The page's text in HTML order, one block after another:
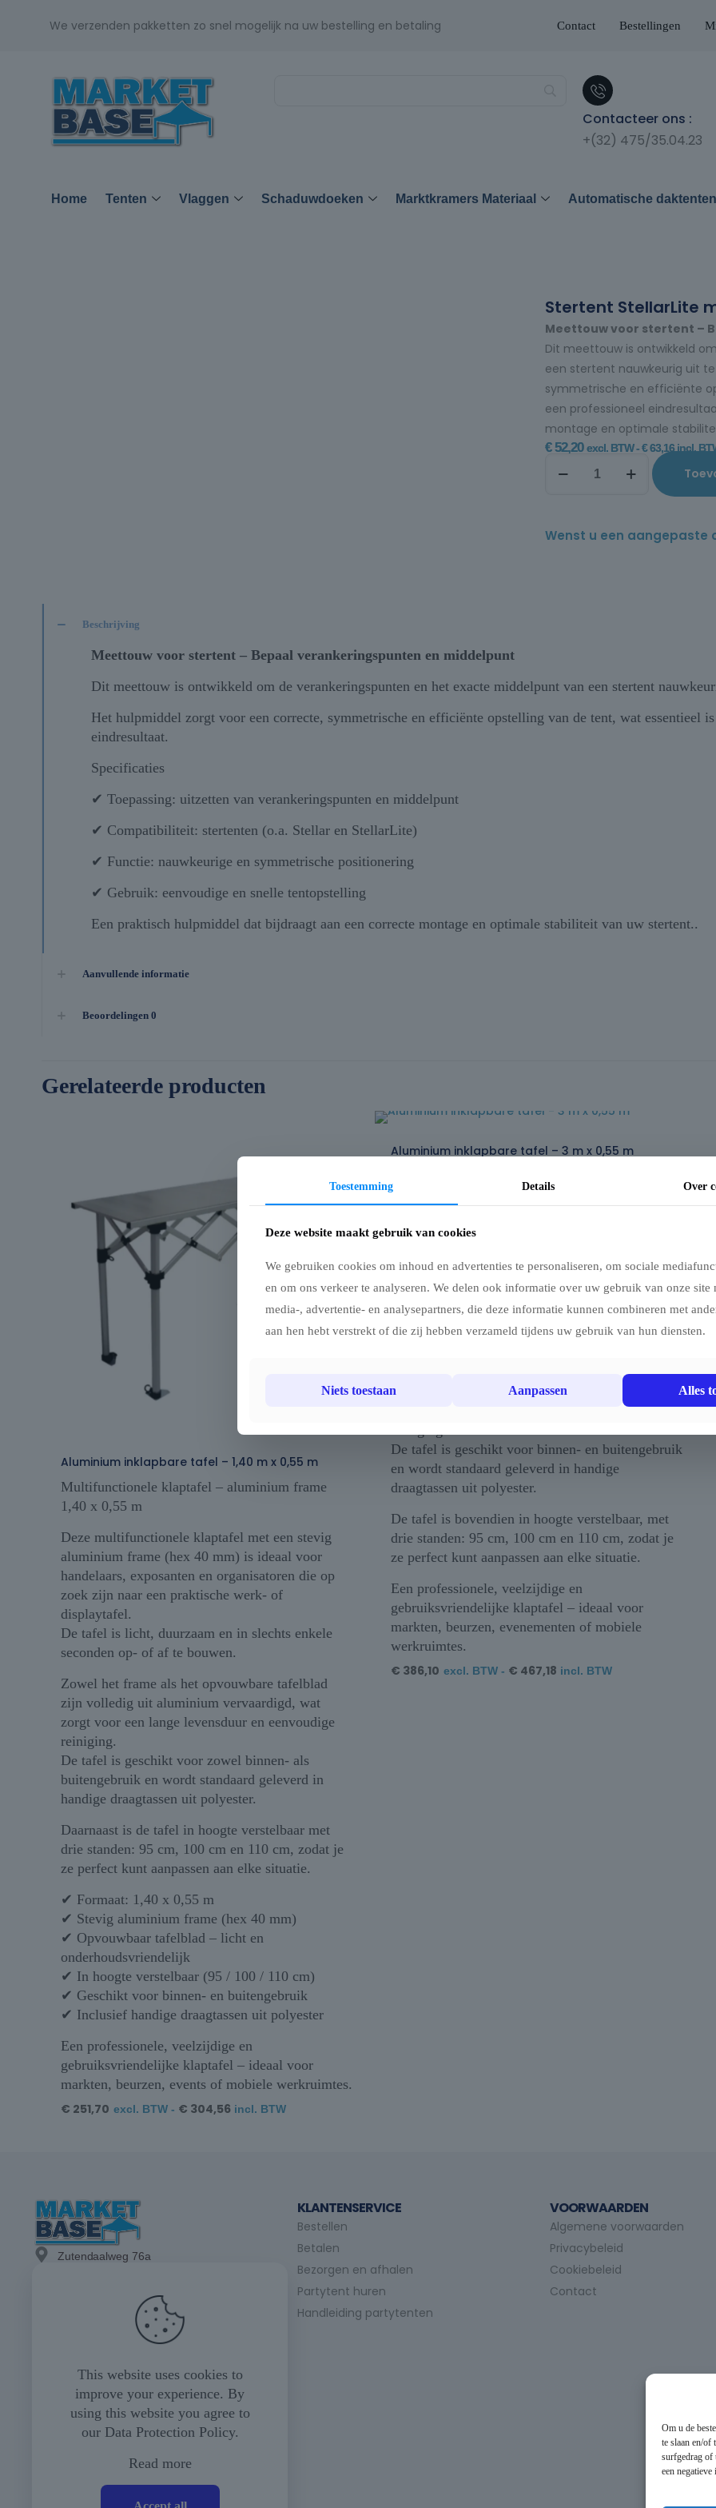
Om u de
te slaan en/of
surfgedrag of
een
We verzenden pakketten zo snel mogelijk na uw bestelling en betaling Contact Bestellingen
Contacteer ons :
+(32) 475/35.04.23
Home Tenten Vlaggen Schaduwdoeken Marktkramers Materiaal Automatische daktenten
Stertent StellarLite
Meettouw voor stertent –
Dit meettouw is ontwikkeld
een stertent nauwkeurig uit
symmetrische en efficiënte
een professioneel
montage en optimale
€52,20 excl. BTW -€63,16 incl.
Wenst u een aangepaste
Beschrijving
Meettouw voor stertent – Bepaal verankeringspunten en middelpunt
Dit meettouw is ontwikkeld om de verankeringspunten en het exacte middelpunt van een stertent
Het hulpmiddel zorgt voor een correcte, symmetrische en efficiënte opstelling van de tent, wat essentieel
eindresultaat.
Specificaties
✔ Toepassing: uitzetten van verankeringspunten en middelpunt
✔ Compatibiliteit: stertenten (o.a. Stellar en StellarLite)
✔ Functie: nauwkeurige en symmetrische positionering
✔ Gebruik: eenvoudige en snelle tentopstelling
Een praktisch hulpmiddel dat bijdraagt aan een correcte montage en optimale stabiliteit van uw stertent..
Aanvullende informatie
Beoordelingen 0
Gerelateerde producten
Aluminium inklapbare tafel – 1,40 m x 0,55 m
Multifunctionele klaptafel – aluminium frame
1,40 x 0,55 m
Deze multifunctionele klaptafel met een stevig
aluminium frame (hex 40 mm) is ideaal voor
handelaars, exposanten en organisatoren die op
zoek zijn naar een praktische werk- of
displaytafel.
De tafel is licht, duurzaam en in slechts enkele
seconden op- of af te bouwen.
Zowel het frame als het opvouwbare tafelblad
zijn volledig uit aluminium vervaardigd, wat
zorgt voor een lange levensduur en eenvoudige
reiniging.
De tafel is geschikt voor zowel binnen- als
buitengebruik en wordt standaard geleverd in
handige draagtassen uit polyester.
Daarnaast is de tafel in hoogte verstelbaar met
drie standen: 95 cm, 100 cm en 110 cm, zodat je
ze perfect kunt aanpassen aan elke situatie.
✔ Formaat: 1,40 x 0,55 m
✔ Stevig aluminium frame (hex 40 mm)
✔ Opvouwbaar tafelblad – licht en
onderhoudsvriendelijk
✔ In hoogte verstelbaar (95 / 100 / 110 cm)
✔ Geschikt voor binnen- en buitengebruik
✔ Inclusief handige draagtassen uit polyester
Een professionele, veelzijdige en
gebruiksvriendelijke klaptafel – ideaal voor
markten, beurzen, events of mobiele werkruimtes.
€ 251,70 excl. BTW - € 304,56 incl. BTW
Aluminium inklapbare tafel – 3 m x 0,55 m
0,55 m
Deze multifunctionele klaptafel met een stevig
handelaars, exposanten en organisatoren die op
zoek zijn naar een praktische werk- of
displaytafel.
seconden op- of af te bouwen.
Zowel het frame als het opvouwbare tafelblad
zijn volledig uit aluminium vervaardigd, wat
zorgt voor een lange levensduur en eenvoudige
De tafel is geschikt voor binnen- en buitengebruik
en wordt standaard geleverd in handige
draagtassen uit polyester.
De tafel is bovendien in hoogte verstelbaar, met
drie standen: 95 cm, 100 cm en 110 cm, zodat je
ze perfect kunt aanpassen aan elke situatie.
Een professionele, veelzijdige en
gebruiksvriendelijke klaptafel – ideaal voor
markten, beurzen, evenementen of mobiele
werkruimtes.
€ 386,10 excl. BTW - € 467,18 incl. BTW
Zutendaalweg 76a
info@marketbase.be
+(32) 89/49.21.15
+(32) 475/24.98.07
+(32) 475/35.04.23
Maandag tot vrijdag08u00 tot 17u00
(op afspraak)
KLANTENSERVICE
Bestellen
Betalen
Bezorgen en afhalen
Partytent huren
Handleiding partytenten
VOORWAARDEN
Algemene voorwaarden
Privacybeleid
Cookiebeleid
Contact
This website uses cookies to
improve your experience. By
using this website you agree to
our Data Protection Policy.
Read more
Toestemming Details Over
Deze website maakt gebruik van cookies
We gebruiken cookies om inhoud en advertenties te personaliseren, om sociale
en om ons verkeer te analyseren. We delen ook informatie over uw gebruik van onze site
media-, advertentie- en analysepartners, die deze informatie kunnen combineren met
aan hen hebt verstrekt of die zij hebben verzameld tijdens uw gebruik van hun diensten.
Niets toestaan Aanpassen Alles